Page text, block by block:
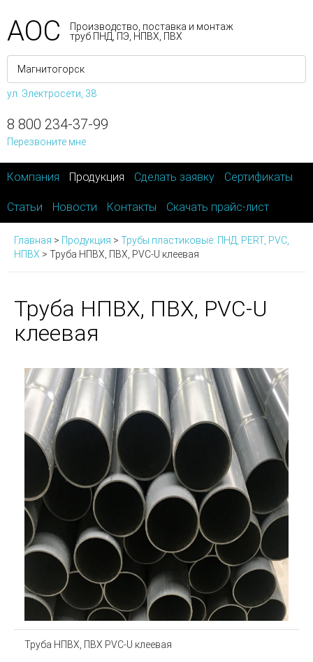
АОС
Производство, поставка и монтаж
труб ПНД, ПЭ, НПВХ, ПВХ
ул. Электросети, 38
8 800 234-37-99
Перезвоните мне
Компания Продукция Сделать заявку Сертификаты
Статьи Новости Контакты Скачать прайс-лист
Главная > Продукция > Трубы пластиковые: ПНД, PERT, PVC,
НПВХ > Труба НПВХ, ПВХ, PVC-U клеевая
Труба НПВХ, ПВХ, PVC-U
клеевая
Труба НПВХ, ПВХ PVC-U клеевая